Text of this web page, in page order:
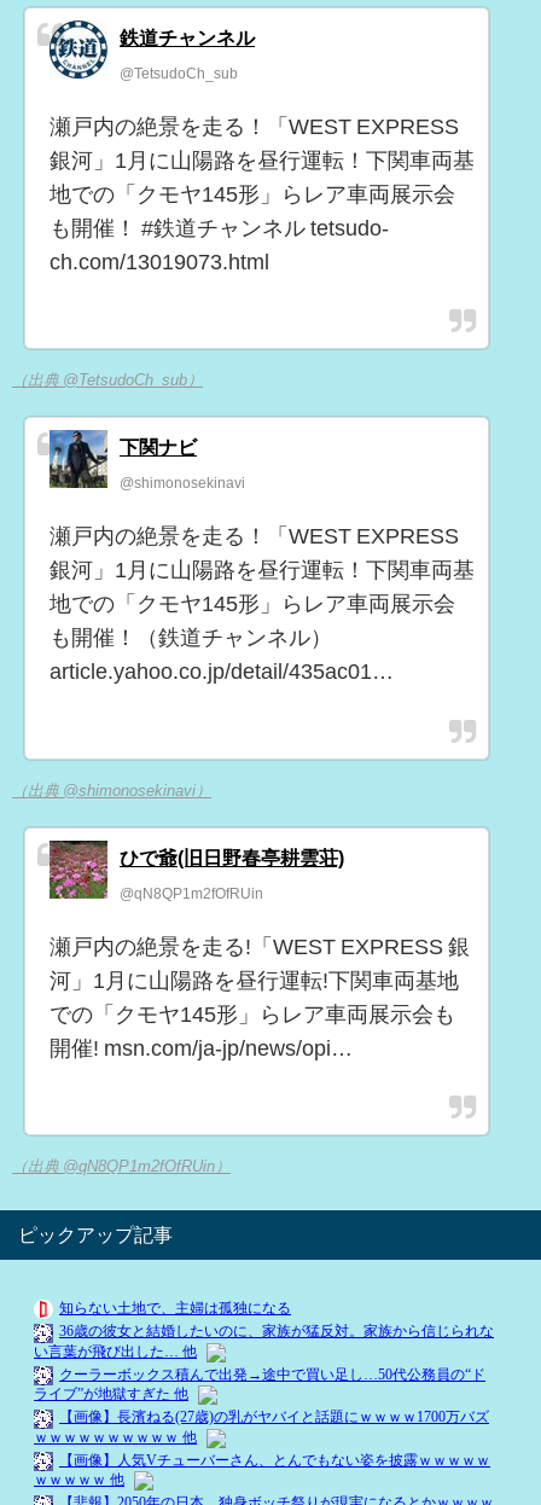
鉄道チャンネル
@TetsudoCh_sub
瀬戸内の絶景を走る！「WEST EXPRESS
銀河」1月に山陽路を昼行運転！下関車両基
地での「クモヤ145形」らレア車両展示会
も開催！ #鉄道チャンネル tetsudo-
ch.com/13019073.html
（出典 @TetsudoCh_sub）
下関ナビ
@shimonosekinavi
瀬戸内の絶景を走る！「WEST EXPRESS
銀河」1月に山陽路を昼行運転！下関車両基
地での「クモヤ145形」らレア車両展示会
も開催！（鉄道チャンネル）
article.yahoo.co.jp/detail/435ac01…
（出典 @shimonosekinavi）
ひで爺(旧日野春亭耕雲荘)
@qN8QP1m2fOfRUin
瀬戸内の絶景を走る!「WEST EXPRESS 銀
河」1月に山陽路を昼行運転!下関車両基地
での「クモヤ145形」らレア車両展示会も
開催! msn.com/ja-jp/news/opi…
（出典 @qN8QP1m2fOfRUin）
ピックアップ記事